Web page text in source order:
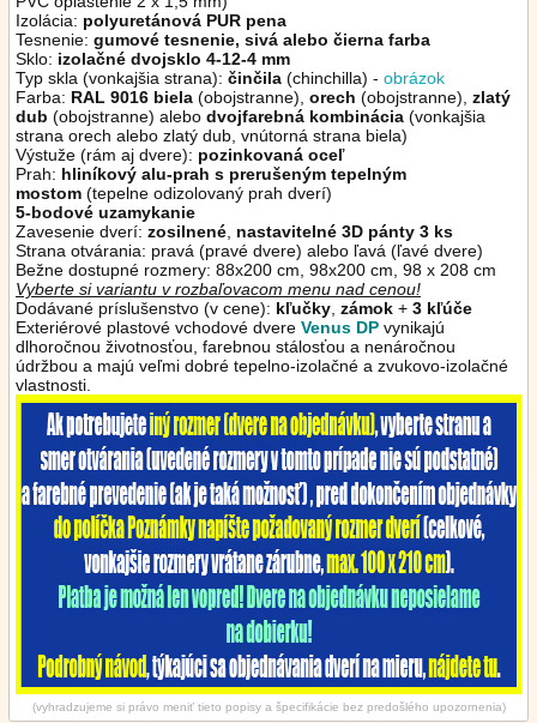
Izolácia: polyuretánová PUR pena
Tesnenie: gumové tesnenie, sivá alebo čierna farba
Sklo: izolačné dvojsklo 4-12-4 mm
Typ skla (vonkajšia strana): činčila (chinchilla) - obrázok
Farba: RAL 9016 biela (obojstranne), orech (obojstranne), zlatý
dub (obojstranne) alebo dvojfarebná kombinácia (vonkajšia
strana orech alebo zlatý dub, vnútorná strana biela)
Výstuže (rám aj dvere): pozinkovaná oceľ
Prah: hliníkový alu-prah s prerušeným tepelným
mostom (tepelne odizolovaný prah dverí)
5-bodové uzamykanie
Zavesenie dverí: zosilnené nastavitelné 3D pánty 3 ks
Strana otvárania: pravá (pravé dvere) alebo ľavá (ľavé dvere)
Bežne dostupné rozmery: 88x200 cm, 98x200 cm, 98 x 208 cm
Vyberte si variantu v rozbaľovacom menu nad cenou!
Dodávané príslušenstvo (v cene): kľučky zámok + 3 kľúče
Exteriérové plastové vchodové dvere Venus DP vynikajú
dlhoročnou životnosťou, farebnou stálosťou a nenáročnou
údržbou a majú veľmi dobré tepelno-izolačné a zvukovo-izolačné
vlastnosti.
(vyhradzujeme si právo meniť tieto popisy a špecifikácie bez predošlého upozornenia)